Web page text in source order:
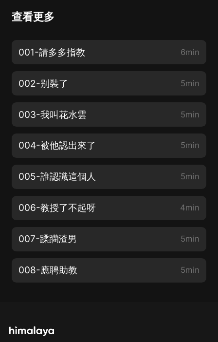
查看更多
001-請多多指教 6min
002-别裝了 5min
003-我叫花水雲 5min
004-被他認出來了 5min
005-誰認識這個人 5min
006-教授了不起呀 4min
007-蹂躪渣男 5min
008-應聘助教 5min